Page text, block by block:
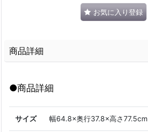
お気に入り登録
商品詳細
●商品詳細
サイズ 幅64.8×奥行37.8×高さ77.5cm